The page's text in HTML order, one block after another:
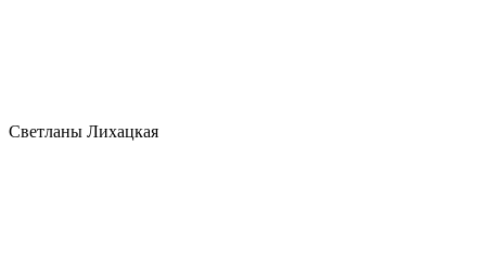
Светланы Лихацкая